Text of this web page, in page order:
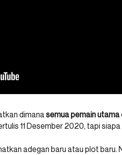
dimanasemua pemain
11 Desember 2020, tapi
adegan baru atau plot baru.